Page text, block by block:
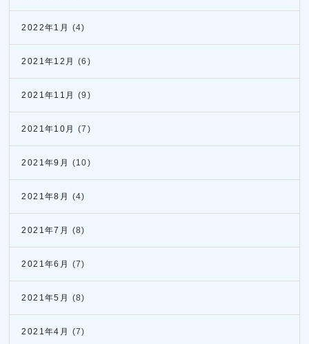
2022年1月 (4)
2021年12月 (6)
2021年11月 (9)
2021年10月 (7)
2021年9月 (10)
2021年8月 (4)
2021年7月 (8)
2021年6月 (7)
2021年5月 (8)
2021年4月 (7)